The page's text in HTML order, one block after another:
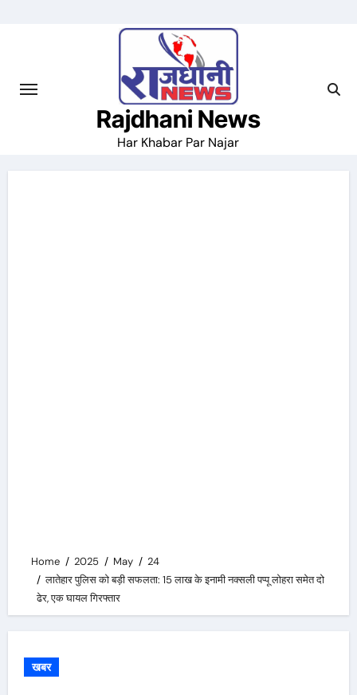
Rajdhani News
Har Khabar Par Najar
Home 2025 May
24
लातेहार पुलिस को बड़ी सफलता: 15 लाख के इनामी नक्सली पप्पू लोहरा समेत दो
ढेर, एक घायल गिरफ्तार
खबर